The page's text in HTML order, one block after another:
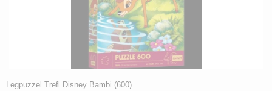
Legpuzzel Trefl Disney Bambi (600)